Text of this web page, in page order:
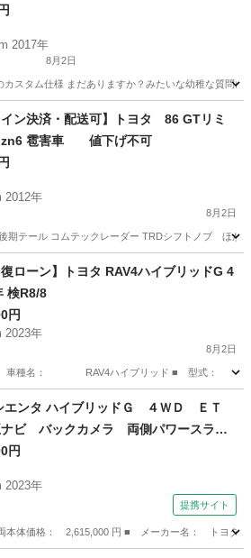
2017年
8月2日
カスタム仕様 まだありますか？みたいな幼稚な質問
その他 ルーミー
ン決済・配送可】トヨタ 86 GTリミ
テッド zn6 雹害車 値下げ不可
2012年
8月2日
期テール コムテックレーダー TRDシフトノブ ほか
ミッション
復ローン】トヨタ RAV4ハイブリッドG 4
検R8/8
円
2023年
8月2日
車種名： RAV4ハイブリッド ■ 型式：
エンタ ハイブリッドＧ ４ＷＤ ＥＴ
ビ バックカメラ 両側パワースライ
ーダークルーズコントロール オート
ム クリアランスソナー レーンアシス
ングサポートブレーキ 寒冷地仕様
円
2023年
提携サイト
本体価格： 2,615,000 円 ■ メーカー名： トヨ